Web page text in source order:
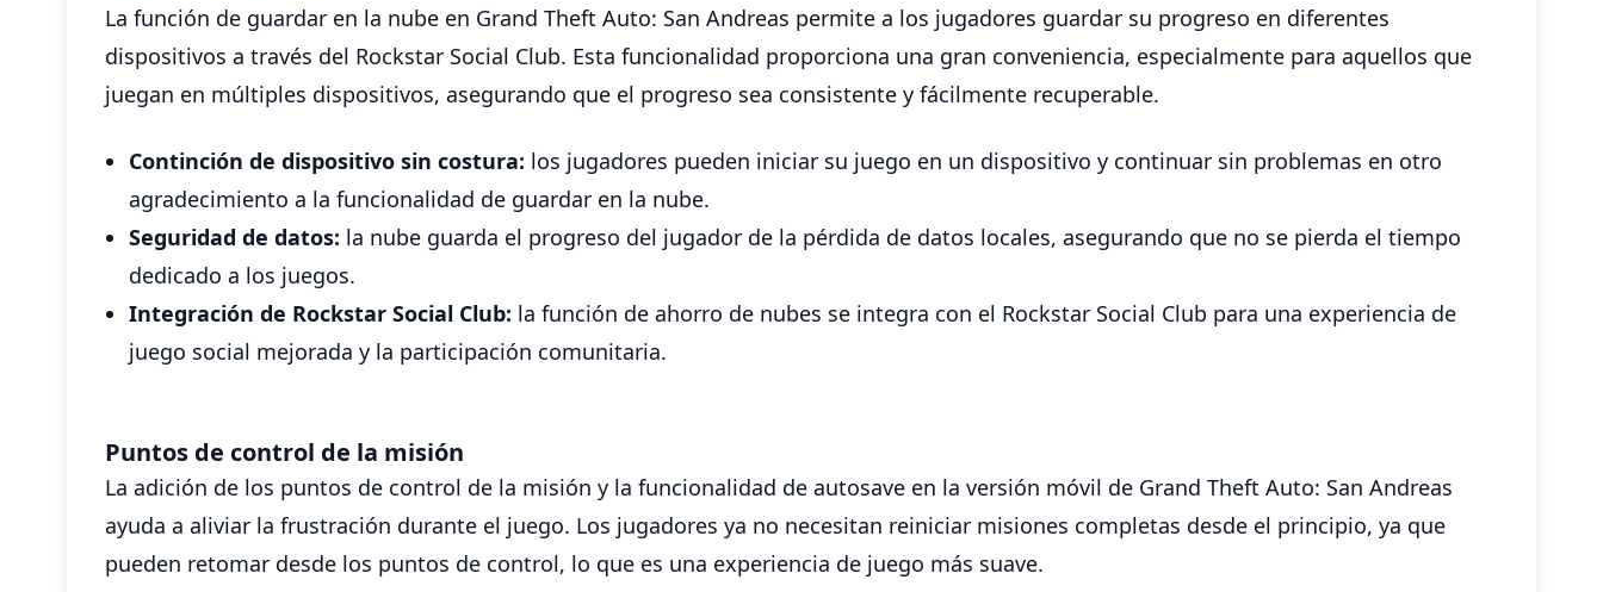
La función de guardar en la nube en Grand Theft Auto: San Andreas permite a los jugadores guardar su progreso en diferentes
dispositivos a través del Rockstar Social Club. Esta funcionalidad proporciona una gran conveniencia, especialmente para aquellos que
juegan en múltiples dispositivos, asegurando que el progreso sea consistente y fácilmente recuperable.
Continción de dispositivo sin costura: los jugadores pueden iniciar su juego en un dispositivo y continuar sin problemas en otro
agradecimiento a la funcionalidad de guardar en la nube.
Seguridad de datos: la nube guarda el progreso del jugador de la pérdida de datos locales, asegurando que no se pierda el tiempo
dedicado a los juegos.
Integración de Rockstar Social Club: la función de ahorro de nubes se integra con el Rockstar Social Club para una experiencia de
juego social mejorada y la participación comunitaria.
Puntos de control de la misión
La adición de los puntos de control de la misión y la funcionalidad de autosave en la versión móvil de Grand Theft Auto: San Andreas
ayuda a aliviar la frustración durante el juego. Los jugadores ya no necesitan reiniciar misiones completas desde el principio, ya que
pueden retomar desde los puntos de control, lo que es una experiencia de juego más suave.